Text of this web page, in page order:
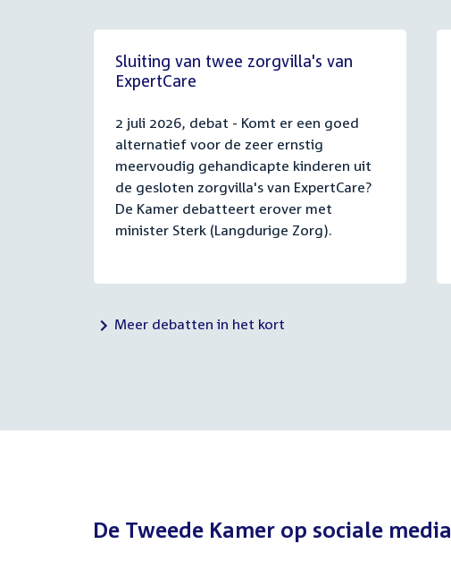
Sluiting van twee zorgvilla's van
ExpertCare
2 juli 2026, debat - Komt er een goed
alternatief voor de zeer ernstig
meervoudig gehandicapte kinderen uit
de gesloten zorgvilla's van ExpertCare?
De Kamer debatteert erover met
minister Sterk (Langdurige Zorg).
Meer debatten in het kort
De Tweede Kamer op sociale media